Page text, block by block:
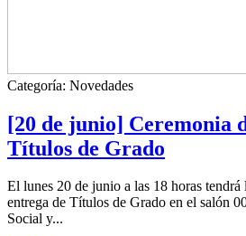
Categoría: Novedades
[20 de junio] Ceremonia
Títulos de Grado
El lunes 20 de junio a las 18 horas
entrega de Títulos de Grado en el salón
Social y...